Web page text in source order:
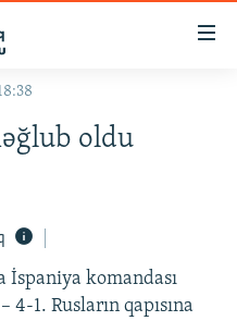
oldu
İspaniya komandası
1. Rusların qapısına